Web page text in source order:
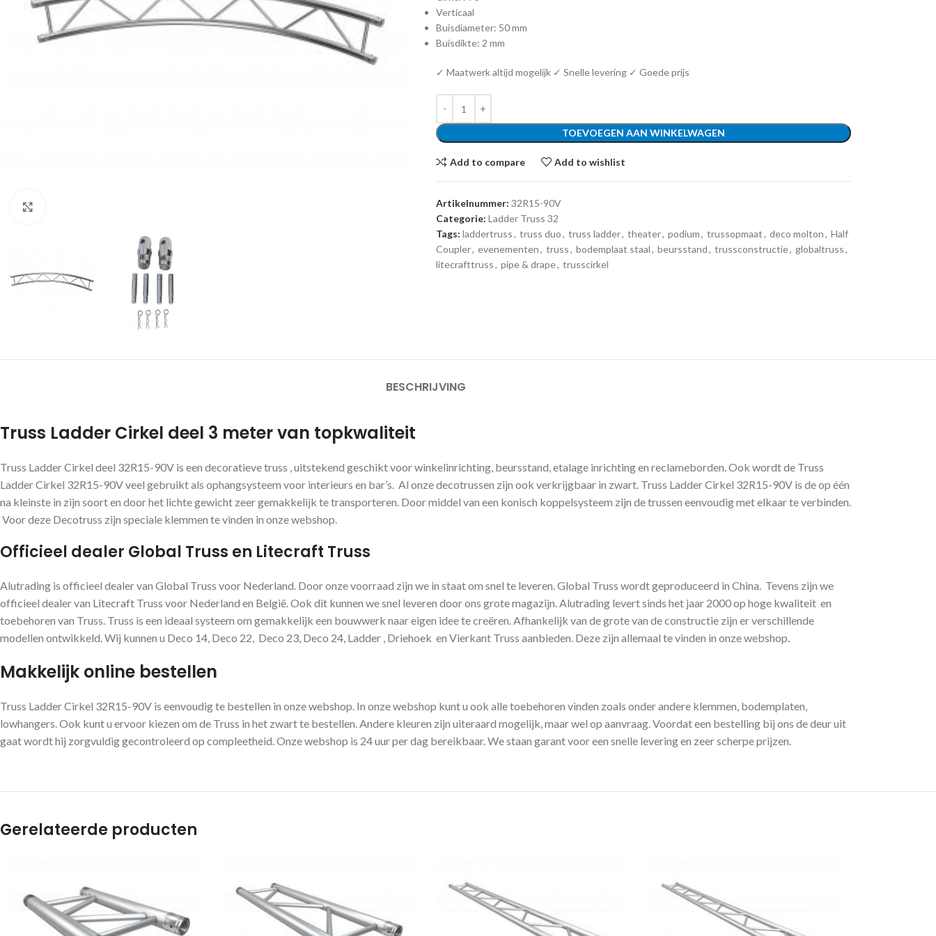
Verticaal
Buisdiameter: 50 mm
Buisdikte: 2 mm
✓ Maatwerk altijd mogelijk ✓ Snelle levering ✓ Goede prijs
TOEVOEGEN AAN WINKELWAGEN
Add to compare Add to wishlist
Artikelnummer: 32R15-90V
Categorie: Ladder Truss 32
Tags: laddertruss, truss duo, truss ladder, theater, podium, trussopmaat, deco molton, Half
Coupler, evenementen, truss, bodemplaat staal, beursstand, trussconstructie, globaltruss,
litecrafttruss, pipe & drape, trusscirkel
BESCHRIJVING
Truss Ladder Cirkel deel 3 meter van topkwaliteit
Truss Ladder Cirkel deel 32R15-90V is een decoratieve truss , uitstekend geschikt voor winkelinrichting, beursstand, etalage inrichting en reclameborden. Ook wordt de Truss
Ladder Cirkel 32R15-90V veel gebruikt als ophangsysteem voor interieurs en bar’s. Al onze decotrussen zijn ook verkrijgbaar in zwart. Truss Ladder Cirkel 32R15-90V is de op één
na kleinste in zijn soort en door het lichte gewicht zeer gemakkelijk te transporteren. Door middel van een konisch koppelsysteem zijn de trussen eenvoudig met elkaar te verbinden.
Voor deze Decotruss zijn speciale klemmen te vinden in onze webshop.
Officieel dealer Global Truss en Litecraft Truss
Alutrading is officieel dealer van Global Truss voor Nederland. Door onze voorraad zijn we in staat om snel te leveren. Global Truss wordt geproduceerd in China. Tevens zijn we
officieel dealer van Litecraft Truss voor Nederland en België. Ook dit kunnen we snel leveren door ons grote magazijn. Alutrading levert sinds het jaar 2000 op hoge kwaliteit en
toebehoren van Truss. Truss is een ideaal systeem om gemakkelijk een bouwwerk naar eigen idee te creëren. Afhankelijk van de grote van de constructie zijn er verschillende
modellen ontwikkeld. Wij kunnen u Deco 14, Deco 22, Deco 23, Deco 24, Ladder , Driehoek en Vierkant Truss aanbieden. Deze zijn allemaal te vinden in onze webshop.
Makkelijk online bestellen
Truss Ladder Cirkel 32R15-90V is eenvoudig te bestellen in onze webshop. In onze webshop kunt u ook alle toebehoren vinden zoals onder andere klemmen, bodemplaten,
lowhangers. Ook kunt u ervoor kiezen om de Truss in het zwart te bestellen. Andere kleuren zijn uiteraard mogelijk, maar wel op aanvraag. Voordat een bestelling bij ons de deur uit
gaat wordt hij zorgvuldig gecontroleerd op compleetheid. Onze webshop is 24 uur per dag bereikbaar. We staan garant voor een snelle levering en zeer scherpe prijzen.
Gerelateerde producten